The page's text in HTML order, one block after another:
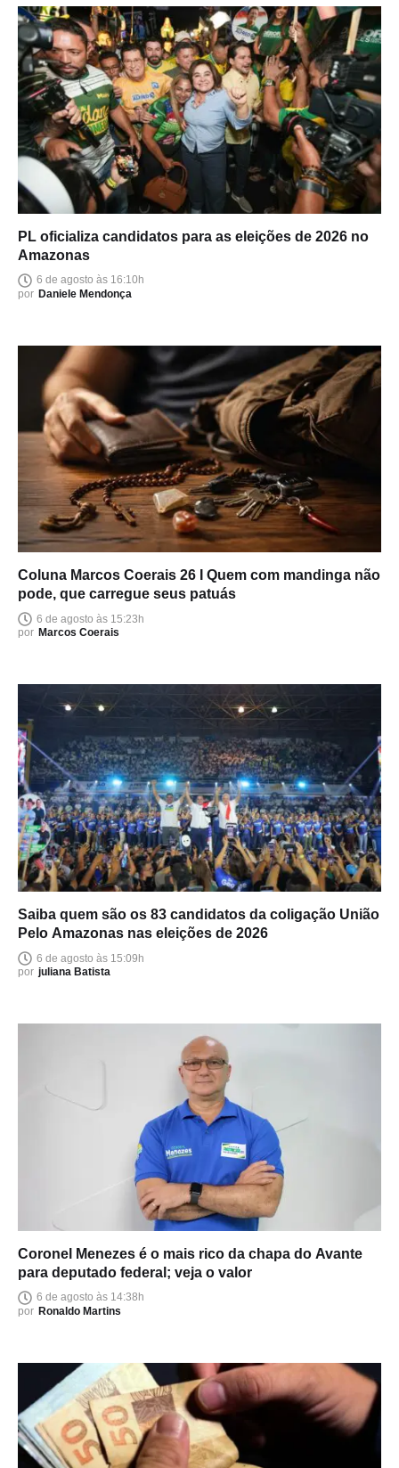
PL oficializa candidatos para as eleições de 2026 no
Amazonas
6 de agosto às 16:10h
por Daniele Mendonça
Coluna Marcos Coerais 26 I Quem com mandinga não
pode, que carregue seus patuás
6 de agosto às 15:23h
por Marcos Coerais
Saiba quem são os 83 candidatos da coligação União
Pelo Amazonas nas eleições de 2026
6 de agosto às 15:09h
por juliana Batista
Coronel Menezes é o mais rico da chapa do Avante
para deputado federal; veja o valor
6 de agosto às 14:38h
por Ronaldo Martins